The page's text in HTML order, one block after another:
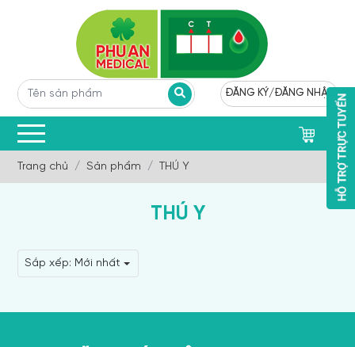
ĐĂNG KÝ/ĐĂNG NHẬP
Trang chủ Sản phẩm THÚ Y
THÚ Y
Sắp xếp: Mới nhất